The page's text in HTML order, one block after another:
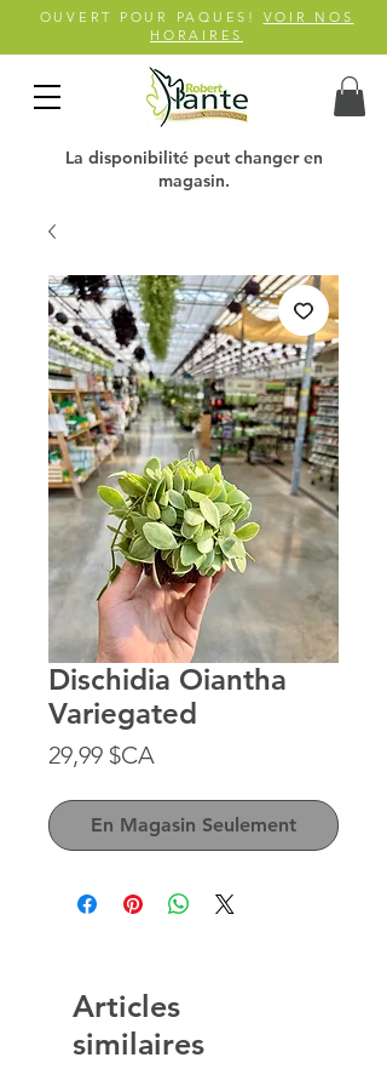
OUVERT POUR PAQUES! VOIR NOS
HORAIRES
La disponibilité peut changer en
magasin.
Dischidia Oiantha
Variegated
29,99 $CA
En Magasin Seulement
Articles
similaires